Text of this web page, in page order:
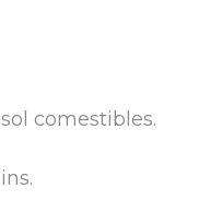
comestibles.